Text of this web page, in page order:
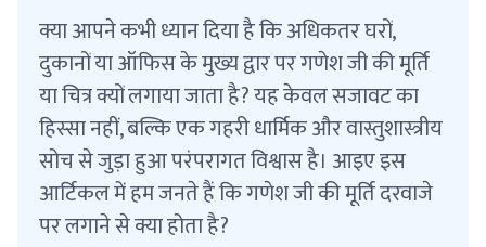
क्या आपने कभी ध्यान दिया है कि अधिकतर घरों,
दुकानों या ऑफिस के मुख्य द्वार पर गणेश जी की मूर्ति
या चित्र क्यों लगाया जाता है? यह केवल सजावट का
हिस्सा नहीं, बल्कि एक गहरी धार्मिक और वास्तुशास्त्रीय
सोच से जुड़ा हुआ परंपरागत विश्वास है। आइए इस
आर्टिकल में हम जनते हैं कि गणेश जी की मूर्ति दरवाजे
पर लगाने से क्या होता है?